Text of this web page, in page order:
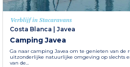
Verblijf in Stacaravans
Costa Blanca
Javea
Camping Javea
Ga naar camping Javea om te genieten van de
uitzonderlijke natuurlijke omgeving op slechts
van de...